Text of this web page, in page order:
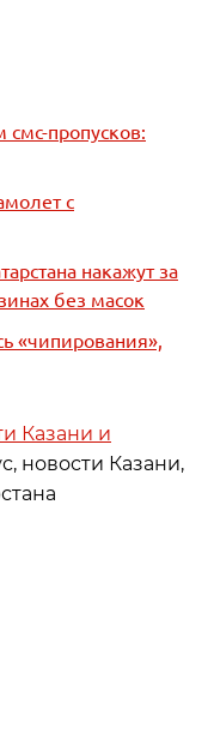
смс-пропусков:
с
накажут за
без масок
«чипирования»,
Казани и
новости Казани,